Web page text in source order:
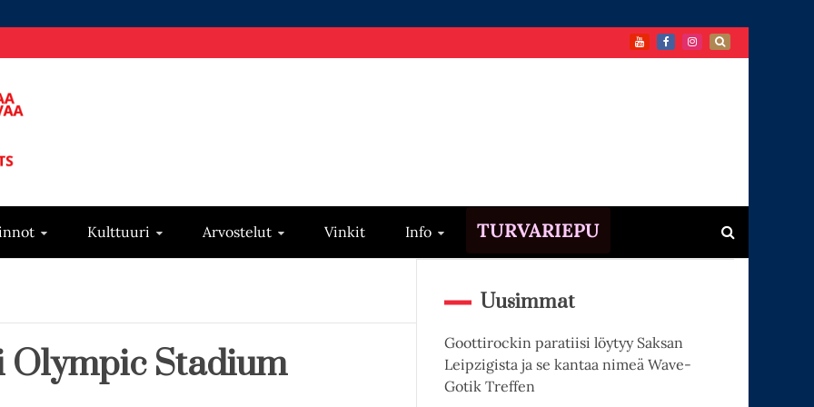
Kulttuuri Arvostelut Vinkit Info TURVARIEPU
Olympic Stadium
Uusimmat
Goottirockin paratiisi löytyy Saksan
Leipzigista ja se kantaa nimeä Wave-
Gotik Treffen